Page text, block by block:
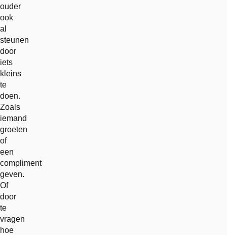
ouder
ook
al
steunen
door
iets
kleins
te
doen.
Zoals
iemand
groeten
of
een
compliment
geven.
Of
door
te
vragen
hoe